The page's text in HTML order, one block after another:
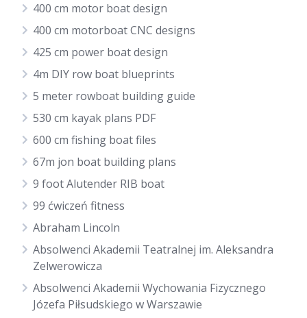
400 cm motor boat design
400 cm motorboat CNC designs
425 cm power boat design
4m DIY row boat blueprints
5 meter rowboat building guide
530 cm kayak plans PDF
600 cm fishing boat files
67m jon boat building plans
9 foot Alutender RIB boat
99 ćwiczeń fitness
Abraham Lincoln
Absolwenci Akademii Teatralnej im. Aleksandra
Zelwerowicza
Absolwenci Akademii Wychowania Fizycznego
Józefa Piłsudskiego w Warszawie